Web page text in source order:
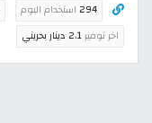
294 استخدام اليوم
اخر توفير2.1 دينار بحريني